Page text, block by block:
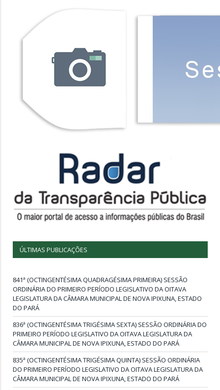
ÚLTIMAS PUBLICAÇÕES
841ª (OCTINGENTÉSIMA QUADRAGÉSIMA PRIMEIRA) SESSÃO
ORDINÁRIA DO PRIMEIRO PERÍODO LEGISLATIVO DA OITAVA
LEGISLATURA DA CÂMARA MUNICIPAL DE NOVA IPIXUNA, ESTADO
DO PARÁ
836ª (OCTINGENTÉSIMA TRIGÉSIMA SEXTA) SESSÃO ORDINÁRIA DO
PRIMEIRO PERÍODO LEGISLATIVO DA OITAVA LEGISLATURA DA
CÂMARA MUNICIPAL DE NOVA IPIXUNA, ESTADO DO PARÁ
835ª (OCTINGENTÉSIMA TRIGÉSIMA QUINTA) SESSÃO ORDINÁRIA
DO PRIMEIRO PERÍODO LEGISLATIVO DA OITAVA LEGISLATURA DA
CÂMARA MUNICIPAL DE NOVA IPIXUNA, ESTADO DO PARÁ